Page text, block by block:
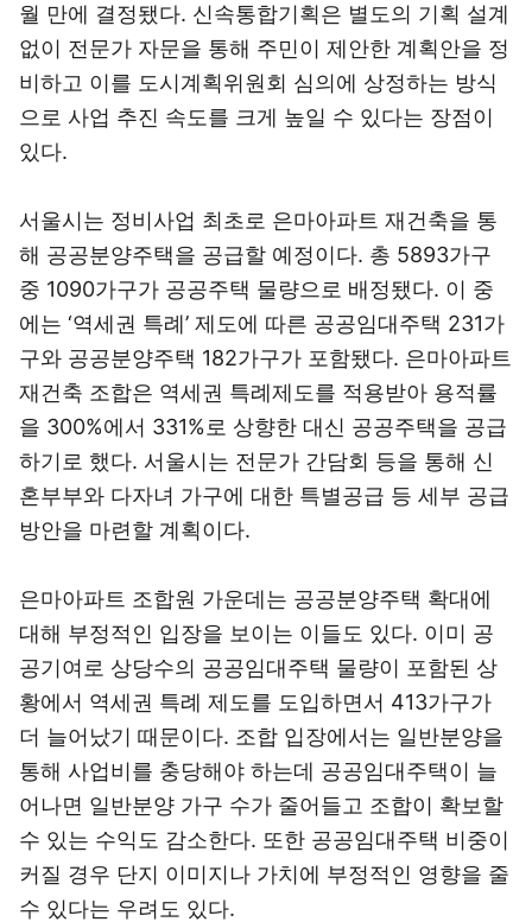
월 만에 결정됐다. 신속통합기획은 별도의 기획 설계
없이 전문가 자문을 통해 주민이 제안한 계획안을 정
비하고 이를 도시계획위원회 심의에 상정하는 방식
으로 사업 추진 속도를 크게 높일 수 있다는 장점이
있다.
서울시는 정비사업 최초로 은마아파트 재건축을 통
해 공공분양주택을 공급할 예정이다. 총 5893가구
중 1090가구가 공공주택 물량으로 배정됐다. 이 중
에는 ‘역세권 특례’ 제도에 따른 공공임대주택 231가
구와 공공분양주택 182가구가 포함됐다. 은마아파트
재건축 조합은 역세권 특례제도를 적용받아 용적률
을 300%에서 331%로 상향한 대신 공공주택을 공급
하기로 했다. 서울시는 전문가 간담회 등을 통해 신
혼부부와 다자녀 가구에 대한 특별공급 등 세부 공급
방안을 마련할 계획이다.
은마아파트 조합원 가운데는 공공분양주택 확대에
대해 부정적인 입장을 보이는 이들도 있다. 이미 공
공기여로 상당수의 공공임대주택 물량이 포함된 상
황에서 역세권 특례 제도를 도입하면서 413가구가
더 늘어났기 때문이다. 조합 입장에서는 일반분양을
통해 사업비를 충당해야 하는데 공공임대주택이 늘
어나면 일반분양 가구 수가 줄어들고 조합이 확보할
수 있는 수익도 감소한다. 또한 공공임대주택 비중이
커질 경우 단지 이미지나 가치에 부정적인 영향을 줄
수 있다는 우려도 있다.